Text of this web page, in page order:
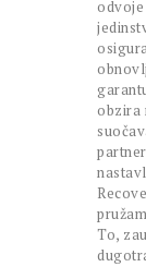
odvoje
obzira
To,